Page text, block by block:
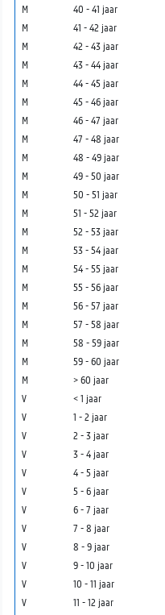
M
40 - 41 jaar
M
41 - 42 jaar
M
42 - 43 jaar
M
43 - 44 jaar
M
44 - 45 jaar
M
45 - 46 jaar
M
46 - 47 jaar
M
47 - 48 jaar
M
48 - 49 jaar
M
49 - 50 jaar
M
50 - 51 jaar
M
51 - 52 jaar
M
52 - 53 jaar
M
53 - 54 jaar
M
54 - 55 jaar
M
55 - 56 jaar
M
56 - 57 jaar
M
57 - 58 jaar
M
58 - 59 jaar
M
59 - 60 jaar
M
> 60 jaar
V
< 1 jaar
V
1 - 2 jaar
V
2 - 3 jaar
V
3 - 4 jaar
V
4 - 5 jaar
V
5 - 6 jaar
V
6 - 7 jaar
V
7 - 8 jaar
V
8 - 9 jaar
V
9 - 10 jaar
V
10 - 11 jaar
V
11 - 12 jaar